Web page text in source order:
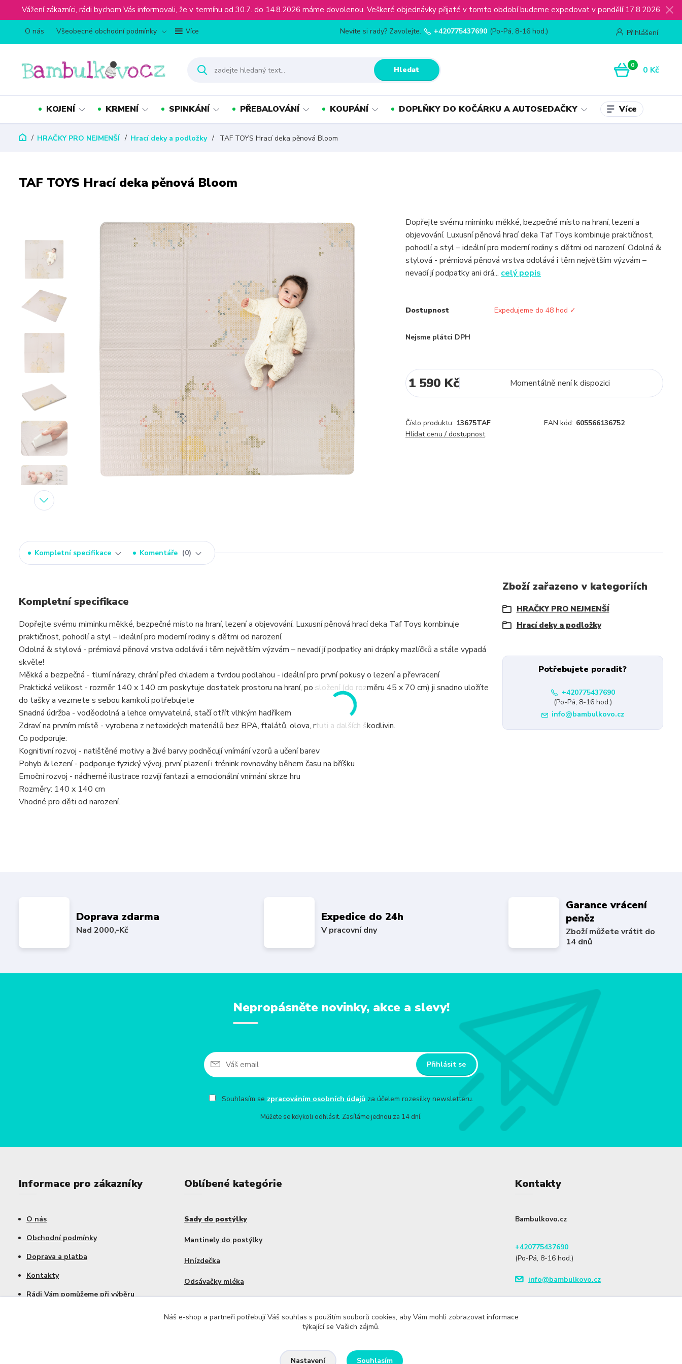
Vážení zákazníci, rádi bychom Vás informovali, že v termínu od 30.7. do 14.8.2026 máme dovolenou. Veškeré objednávky přijaté v tomto období budeme expedovat v pondělí 17.8.2026
O nás Všeobecné obchodní podmínky Více Přihlášení
Hledat
Nevíte si rady? Zavolejte. +420775437690 (Po-Pá, 8-16 hod.)
0 0 Kč
KOJENÍ KRMENÍ SPINKÁNÍ PŘEBALOVÁNÍ KOUPÁNÍ DOPLŇKY DO KOČÁRKU A AUTOSEDAČKY Více
HRAČKY PRO NEJMENŠÍ Hrací deky a podložky TAF TOYS Hrací deka pěnová Bloom
TAF TOYS Hrací deka pěnová Bloom
Dopřejte svému miminku měkké, bezpečné místo na hraní, lezení a
objevování. Luxusní pěnová hrací deka Taf Toys kombinuje praktičnost,
pohodlí a styl – ideální pro moderní rodiny s dětmi od narození. Odolná &
stylová - prémiová pěnová vrstva odolává i těm největším výzvám –
nevadí jí podpatky ani drá... celý popis
Dostupnost Expedujeme do 48 hod ✓
Nejsme plátci DPH
1 590 Kč Momentálně není k dispozici
Číslo produktu: 13675TAF EAN kód: 605566136752
Hlídat cenu / dostupnost
Kompletní specifikace Komentáře 0
Kompletní specifikace
Dopřejte svému miminku měkké, bezpečné místo na hraní, lezení a objevování. Luxusní pěnová hrací deka Taf Toys kombinuje
praktičnost, pohodlí a styl – ideální pro moderní rodiny s dětmi od narození.
Odolná & stylová - prémiová pěnová vrstva odolává i těm největším výzvám – nevadí jí podpatky ani drápky mazlíčků a stále vypadá
skvěle!
Měkká a bezpečná - tlumí nárazy, chrání před chladem a tvrdou podlahou - ideální pro první pokusy o lezení a převracení
Praktická velikost - rozměr 140 x 140 cm poskytuje dostatek prostoru na hraní, po složení (do rozměru 45 x 70 cm) ji snadno uložíte
do tašky a vezmete s sebou kamkoli potřebujete
Snadná údržba - voděodolná a lehce omyvatelná, stačí otřít vlhkým hadříkem
Zdraví na prvním místě - vyrobena z netoxických materiálů bez BPA, ftalátů, olova, rtuti a dalších škodlivin.
Co podporuje:
Kognitivní rozvoj - natištěné motivy a živé barvy podněcují vnímání vzorů a učení barev
Pohyb & lezení - podporuje fyzický vývoj, první plazení i trénink rovnováhy během času na bříšku
Emoční rozvoj - nádherné ilustrace rozvíjí fantazii a emocionální vnímání skrze hru
Rozměry: 140 x 140 cm
Vhodné pro děti od narození.
Zboží zařazeno v kategoriích
HRAČKY PRO NEJMENŠÍ
Hrací deky a podložky
Potřebujete poradit?
+420775437690
(Po-Pá, 8-16 hod.)
info@bambulkovo.cz
Doprava zdarma
Nad 2000,-Kč
Expedice do 24h
V pracovní dny
Garance vrácení
peněz
Zboží můžete vrátit do
14 dnů
Nepropásněte novinky, akce a slevy!
Přihlásit se
Souhlasím se zpracováním osobních údajůza účelem rozesílky newsletteru.
Můžete se kdykoli odhlásit. Zasíláme jednou za 14 dní.
Informace pro zákazníky
O nás
Obchodní podmínky
Doprava a platba
Kontakty
Rádi Vám pomůžeme při výběru
Oblíbené kategórie
Sady do postýlky
Mantinely do postýlky
Hnízdečka
Odsávačky mléka
Kontakty
Bambulkovo.cz
+420775437690
(Po-Pá, 8-16 hod.)
info@bambulkovo.cz
Náš e-shop a partneři potřebují Váš souhlas s použitím souborů cookies, aby Vám mohli zobrazovat informace
týkající se Vašich zájmů.
Nastavení Souhlasím